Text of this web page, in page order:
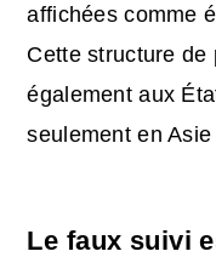
affichées comme
Cette structure de
également aux
seulement en
Le faux suivi